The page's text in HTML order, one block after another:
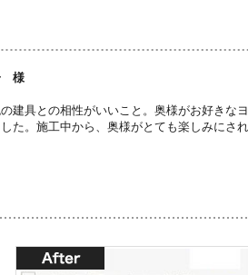
様
建具との相性がいいこと。奥様がお好きな
た。施工中から、奥様がとても楽しみにさ